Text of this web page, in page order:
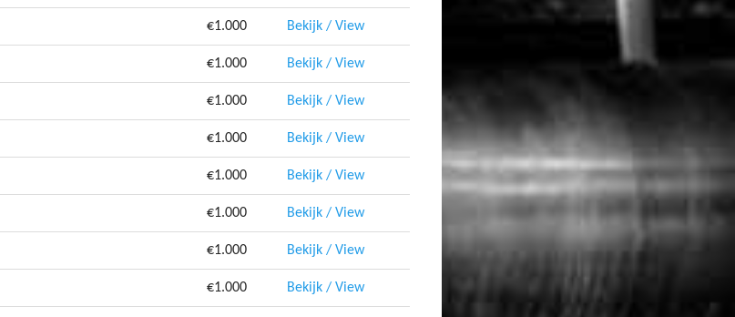
€1.000 Bekijk / View
€1.000 Bekijk / View
€1.000 Bekijk / View
€1.000 Bekijk / View
€1.000 Bekijk / View
€1.000 Bekijk / View
€1.000 Bekijk / View
€1.000 Bekijk / View